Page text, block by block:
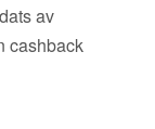
av
cashback